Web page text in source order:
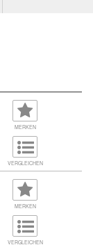
MERKEN
VERGLEICHEN
MERKEN
VERGLEICHEN